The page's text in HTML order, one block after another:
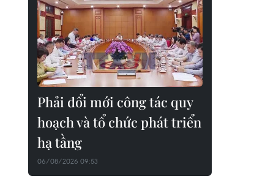
Phải đổi mới công tác quy
hoạch và tổ chức phát triển
hạ tầng
06/08/2026 09:53